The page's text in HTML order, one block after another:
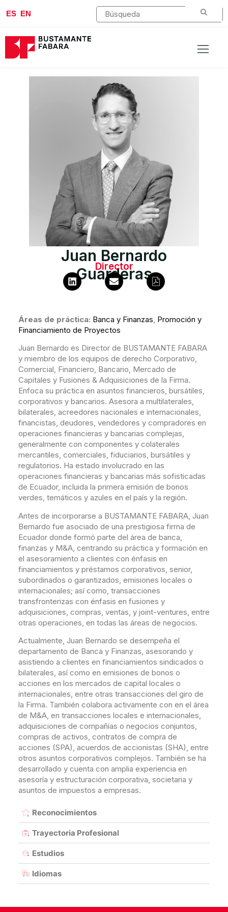
ES EN
Juan Bernardo
Guarderas
Director
Áreas de práctica: Banca y Finanzas Promoción y
Financiamiento de Proyectos
Juan Bernardo es Director de BUSTAMANTE FABARA
y miembro de los equipos de derecho Corporativo,
Comercial, Financiero, Bancario, Mercado de
Capitales y Fusiones & Adquisiciones de la Firma.
Enfoca su práctica en asuntos financieros, bursátiles,
corporativos y bancarios. Asesora a multilaterales,
bilaterales, acreedores nacionales e internacionales,
financistas, deudores, vendedores y compradores en
operaciones financieras y bancarias complejas,
generalmente con componentes y colaterales
mercantiles, comerciales, fiduciarios, bursátiles y
regulatorios. Ha estado involucrado en las
operaciones financieras y bancarias más sofisticadas
de Ecuador, incluida la primera emisión de bonos
verdes, temáticos y azules en el país y la región.
Antes de incorporarse a BUSTAMANTE FABARA, Juan
Bernardo fue asociado de una prestigiosa firma de
Ecuador donde formó parte del área de banca,
finanzas y M&A, centrando su práctica y formación en
el asesoramiento a clientes con énfasis en
financiamientos y préstamos corporativos, senior,
subordinados o garantizados, emisiones locales o
internacionales; así como, transacciones
transfronterizas con énfasis en fusiones y
adquisiciones, compras, ventas, y joint-ventures, entre
otras operaciones, en todas las áreas de negocios.
Actualmente, Juan Bernardo se desempeña el
departamento de Banca y Finanzas, asesorando y
asistiendo a clientes en financiamientos sindicados o
bilaterales, así como en emisiones de bonos o
acciones en los mercados de capital locales o
internacionales, entre otras transacciones del giro de
la Firma. También colabora activamente con en el área
de M&A, en transacciones locales e internacionales,
adquisiciones de compañías o negocios conjuntos,
compras de activos, contratos de compra de
acciones (SPA), acuerdos de accionistas (SHA), entre
otros asuntos corporativos complejos. También se ha
desarrollado y cuenta con amplia experiencia en
asesoría y estructuración corporativa, societaria y
asuntos de impuestos a empresas.
Reconocimientos
Trayectoria Profesional
Estudios
Idiomas